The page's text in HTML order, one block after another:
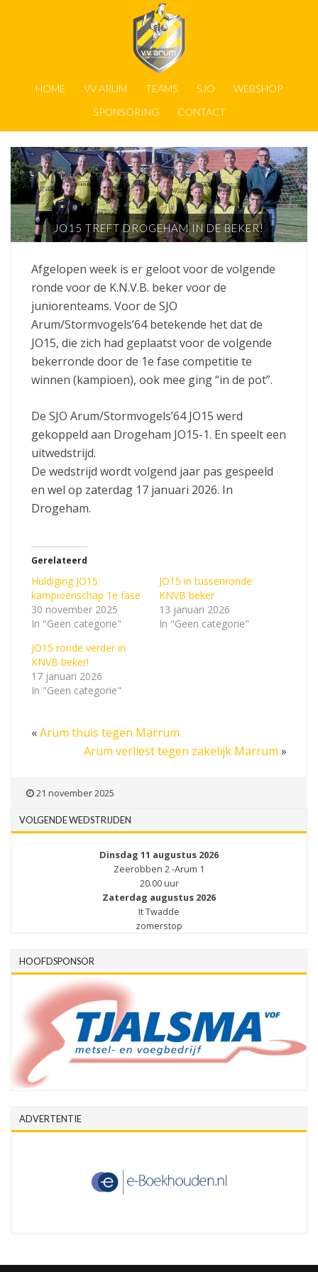
HOME VV ARUM TEAMS SJO
WEBSHOP
SPONSORING
CONTACT
JO15 TREFT DROGEHAM IN DE BEKER!
Afgelopen week is er geloot voor de volgende
ronde voor de K.N.V.B. beker voor de
juniorenteams. Voor de SJO
Arum/Stormvogels’64 betekende het dat de
JO15, die zich had geplaatst voor de volgende
bekerronde door de 1e fase competitie te
winnen (kampioen), ook mee ging “in de pot”.
De SJO Arum/Stormvogels’64 JO15 werd
gekoppeld aan Drogeham JO15-1. En speelt een
uitwedstrijd.
De wedstrijd wordt volgend jaar pas gespeeld
en wel op zaterdag 17 januari 2026. In
Drogeham.
Gerelateerd
Huldiging JO15:
kampioenschap 1e fase
30 november 2025
In "Geen categorie"
JO15 in tussenronde
KNVB beker
13 januari 2026
In "Geen categorie"
JO15 ronde verder in
KNVB beker!
17 januari 2026
In "Geen categorie"
«Arum thuis tegen Marrum
Arum verliest tegen zakelijk Marrum »
21 november 2025
VOLGENDE WEDSTRIJDEN
Dinsdag 11 augustus 2026
Zeerobben 2 -Arum 1
20.00 uur
Zaterdag augustus 2026
It Twadde
zomerstop
HOOFDSPONSOR
ADVERTENTIE